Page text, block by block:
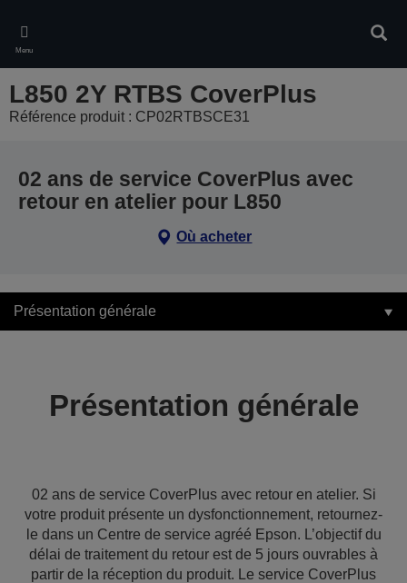
main
content
Menu
L850 2Y RTBS CoverPlus
Référence produit : CP02RTBSCE31
02 ans de service CoverPlus avec
retour en atelier pour L850
Où acheter
Présentation générale
Présentation générale
02 ans de service CoverPlus avec retour en atelier. Si
votre produit présente un dysfonctionnement, retournez-
le dans un Centre de service agréé Epson. L’objectif du
délai de traitement du retour est de 5 jours ouvrables à
partir de la réception du produit. Le service CoverPlus